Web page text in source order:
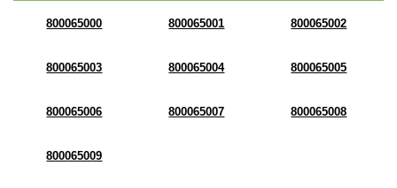
800065000 800065001 800065002
800065003 800065004 800065005
800065006 800065007 800065008
800065009